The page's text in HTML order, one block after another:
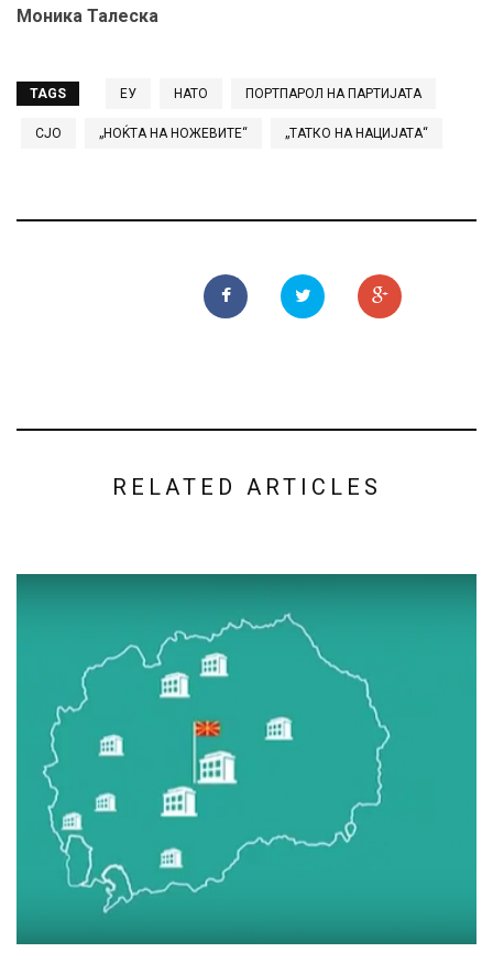
Моника Талеска
TAGS ЕУ НАТО ПОРТПАРОЛ НА ПАРТИЈАТА
СЈО „НОЌТА НА НОЖЕВИТЕ“ „ТАТКО НА НАЦИЈАТА“
RELATED ARTICLES